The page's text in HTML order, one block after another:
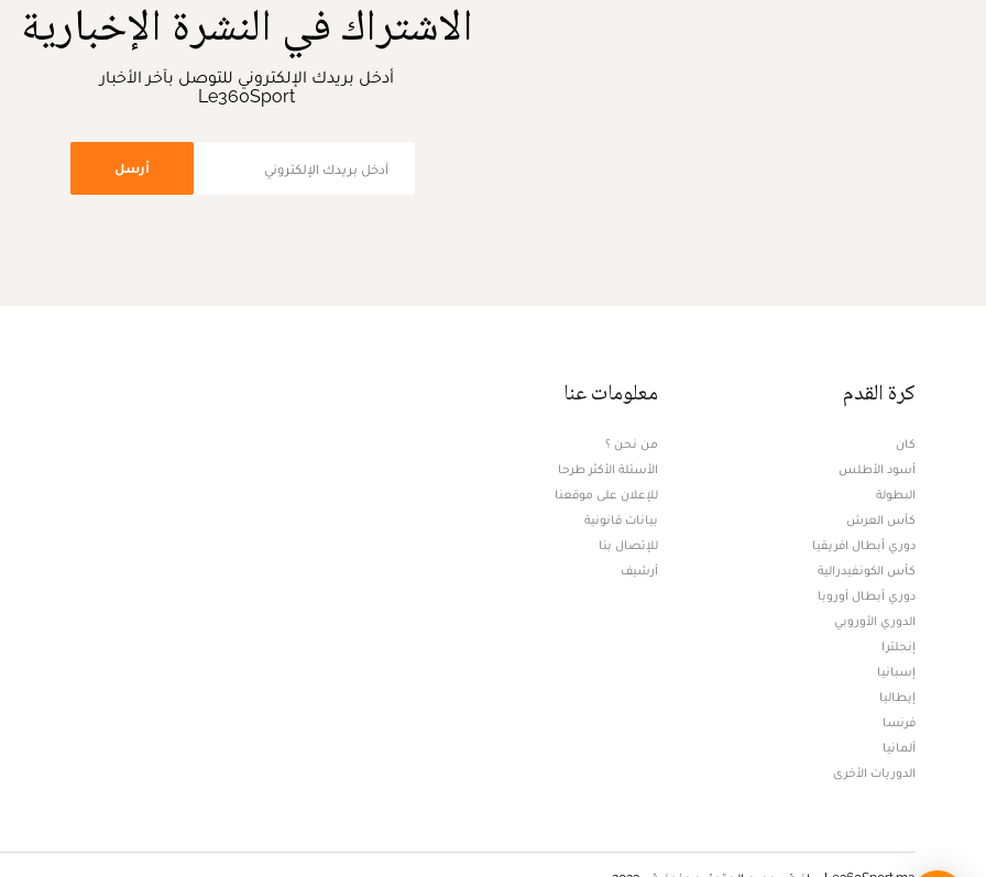
الاشتراك في النشرة الإخبارية
أدخل بريدك الإلكتروني للتوصل بآخر الأخبار
Le360Sport
أرسل
كرة القدم
كان
أسود الأطلس
البطولة
كأس العرش
دوري أبطال افريقيا
كأس الكونفيدرالية
دوري أبطال أوروبا
الدوري الأوروبي
إنجلترا
إسبانيا
إيطاليا
فرنسا
ألمانيا
الدوريات الأخرى
معلومات عنا
من نحن ؟
الأسئلة الأكثر طرحا
للإعلان على موقعنا
بيانات قانونية
للإتصال بنا
أرشيف